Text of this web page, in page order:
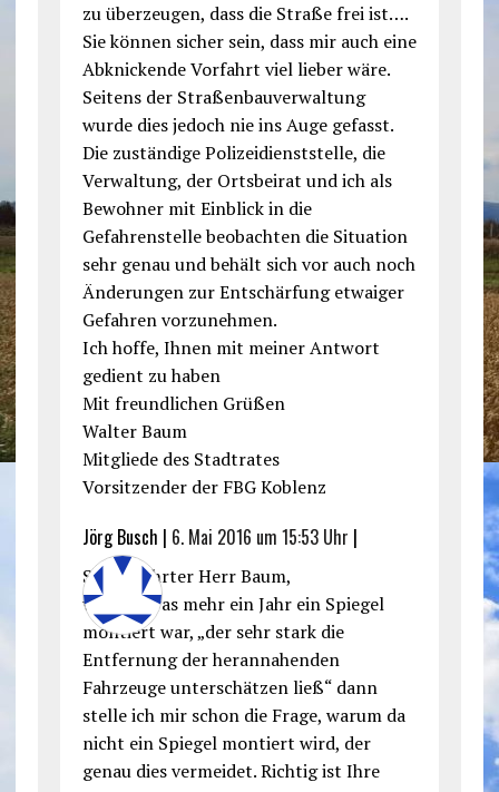
zu überzeugen, dass die Straße frei ist….
Sie können sicher sein, dass mir auch eine
Abknickende Vorfahrt viel lieber wäre.
Seitens der Straßenbauverwaltung
wurde dies jedoch nie ins Auge gefasst.
Die zuständige Polizeidienststelle, die
Verwaltung, der Ortsbeirat und ich als
Bewohner mit Einblick in die
Gefahrenstelle beobachten die Situation
sehr genau und behält sich vor auch noch
Änderungen zur Entschärfung etwaiger
Gefahren vorzunehmen.
Ich hoffe, Ihnen mit meiner Antwort
gedient zu haben
Mit freundlichen Grüßen
Walter Baum
Mitgliede des Stadtrates
Vorsitzender der FBG Koblenz
Jörg Busch | 6. Mai 2016 um 15:53 Uhr |
Sehr geehrter Herr Baum,
wenn etwas mehr ein Jahr ein Spiegel
montiert war, „der sehr stark die
Entfernung der herannahenden
Fahrzeuge unterschätzen ließ“ dann
stelle ich mir schon die Frage, warum da
nicht ein Spiegel montiert wird, der
genau dies vermeidet. Richtig ist Ihre